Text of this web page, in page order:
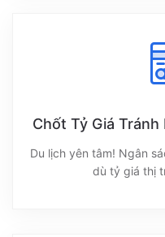
Chốt Tỷ Giá Tránh
Du lịch yên tâm! Ngân
dù tỷ giá thị